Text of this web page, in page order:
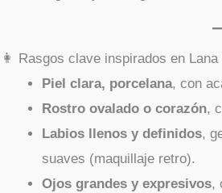
👩 Rasgos clave inspirados en
Piel clara, porcelana, con
Rostro ovalado o corazón,
Labios llenos y definidos,
suaves (maquillaje retro).
Ojos grandes y expresivos,